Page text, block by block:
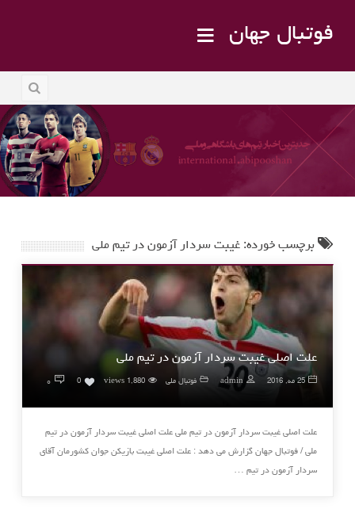
فوتبال جهان
برچسب خورده: غیبت سردار آزمون در تیم ملی
علت اصلی غیبت سردار آزمون در تیم ملی
25 مه, 2016 admin فوتبال ملی 1,880 views
0 ۰
علت اصلی غیبت سردار آزمون در تیم ملی علت اصلی غیبت سردار آزمون در تیم
ملی / فوتبال جهان گزارش می دهد : علت اصلی غیبت بازیکن جوان کشورمان آقای
سردار آزمون در تیم …